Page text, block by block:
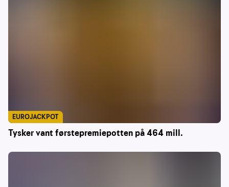
Tysker vant førstepremiepotten på 464 mill.
EUROJACKPOT